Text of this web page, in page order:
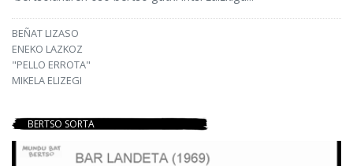
BEÑAT LIZASO
ENEKO LAZKOZ
"PELLO ERROTA"
MIKELA ELIZEGI
BERTSO SORTA